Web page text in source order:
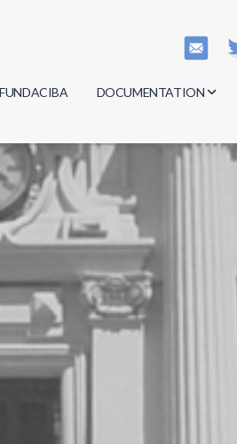
FUNDACIBA DOCUMENTATION
Minutes
Regulations
Documents